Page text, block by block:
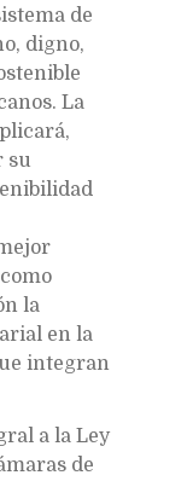
de
digno,
La
su
la
en la
integran
a la Ley
de